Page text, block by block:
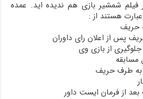
شمشیر بازی هم ندیده اید. عمده
هستند از :
حریف
پس از اعلان رای داوران
از بازی وی
مسابقه
به طرف حریف
از فرمان ایست داور